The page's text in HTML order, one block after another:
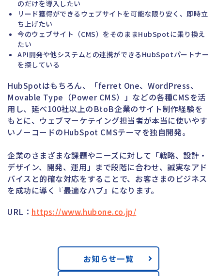
のだけを導入したい
リード獲得ができるウェブサイトを可能な限り安く、即時立
ち上げたい
今のウェブサイト（CMS）をそのままHubSpotに乗り換え
たい
API開発や他システムとの連携ができるHubSpotパートナー
を探している
HubSpotはもちろん、「ferret One、WordPress、
Movable Type（Power CMS）」などの各種CMSを活
用し、延べ100社以上のBtoB企業のサイト制作経験を
もとに、ウェブマーケテイング担当者が本当に使いやす
いノーコードのHubSpot CMSテーマを独自開発。
企業のさまざまな課題やニーズに対して「戦略、設計・
デザイン、開発、運用」まで段階に合わせ、誠実なアド
バイスと的確な対応をすることで、お客さまのビジネス
を成功に導く『最適なハブ』になります。
URL： https://www.hubone.co.jp/
お知らせ一覧